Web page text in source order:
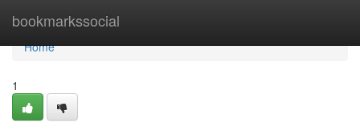
bookmarkssocial
Home
Home
1